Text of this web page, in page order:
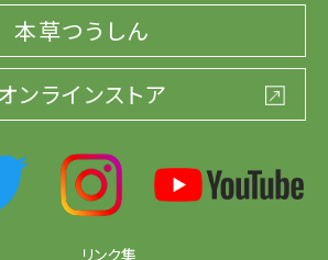
本草つうしん
ンラインストア
リンク集